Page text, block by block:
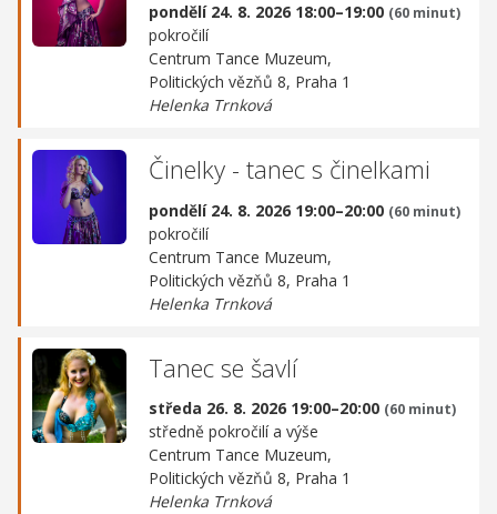
pondělí 24. 8. 2026 18:00–19:00 (60 minut)
pokročilí
Centrum Tance Muzeum,
Politických vězňů 8, Praha 1
Helenka Trnková
Činelky - tanec s činelkami
pondělí 24. 8. 2026 19:00–20:00 (60 minut)
pokročilí
Centrum Tance Muzeum,
Politických vězňů 8, Praha 1
Helenka Trnková
Tanec se šavlí
středa 26. 8. 2026 19:00–20:00 (60 minut)
středně pokročilí a výše
Centrum Tance Muzeum,
Politických vězňů 8, Praha 1
Helenka Trnková